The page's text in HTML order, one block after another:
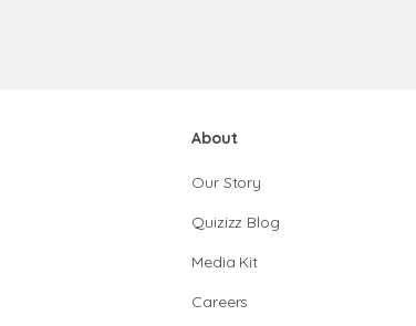
About
Our Story
Quizizz Blog
Media Kit
Careers